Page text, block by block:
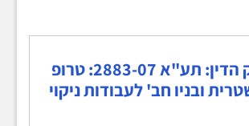
ניתוח פסק הדין: תע"א 2883-07: טרופ
ובניו חב' לעבודות ניקוי